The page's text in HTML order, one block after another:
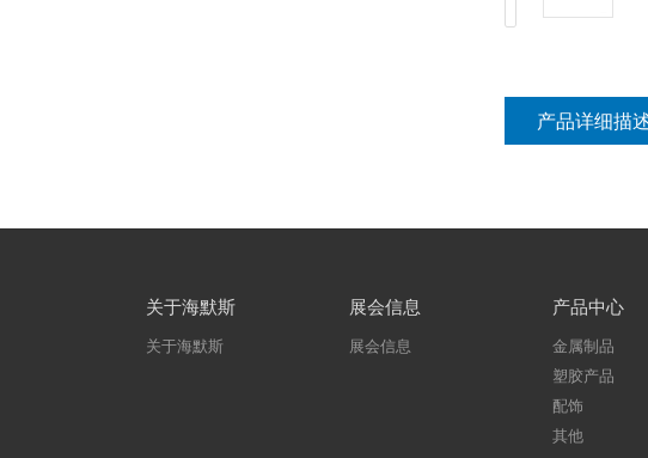
产品详细描
关于海默斯
关于海默斯
展会信息
展会信息
产品中心
金属制品
塑胶产品
配饰
其他